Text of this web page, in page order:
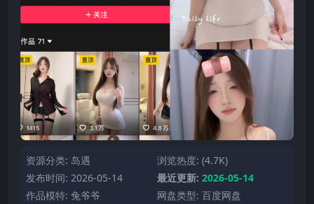
资源分类: 岛遇
浏览热度: (4.7K)
发布时间: 2026-05-14
最近更新: 2026-05-14
作品模特: 兔爷爷
网盘类型: 百度网盘